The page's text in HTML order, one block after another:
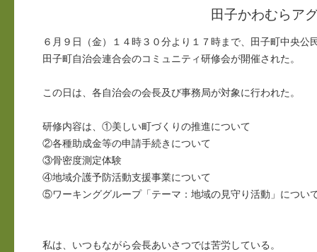
田子かわむらア
６月９日（金）１４時３０分より１７時まで、田子町中央公
田子町自治会連合会のコミュニティ研修会が開催された。
この日は、各自治会の会長及び事務局が対象に行われた。
研修内容は、①美しい町づくりの推進について
②各種助成金等の申請手続きについて
③骨密度測定体験
④地域介護予防活動支援事業について
⑤ワーキンググループ「テーマ：地域の見守り活動」につい
私は、いつもながら会長あいさつでは苦労している。